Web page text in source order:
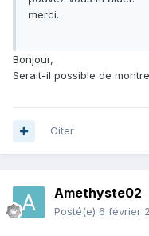
merci.
Bonjour,
Serait-il possible de
Citer
Amethyste02
Posté(e) 6 février